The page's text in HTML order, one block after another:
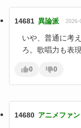
14681 異論派 2026-
いや、普通に考
ろ。歌唱力も表
0 0
14680 アニメファン